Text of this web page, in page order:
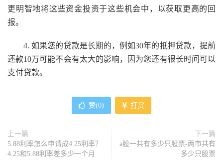
更明智地将这些资金投资于这些机会中，以获取更高的回
报。
4. 如果您的贷款是长期的，例如30年的抵押贷款，提前
还款10万可能不会有太大的影响，因为您还有很长时间可以
支付贷款。
赞(0) 打赏
上一篇
5.88利率怎么申请成4.25利率？
4.25和5.88利率差多少一个月
下一篇
a股一共有多少只股票-两市共有
多少只股票